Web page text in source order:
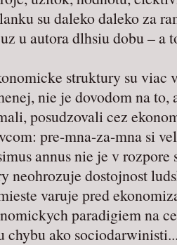
su daleko daleko za
u autora dlhsiu dobu – a
struktury su viac
nie je dovodom na to,
posudzovali cez
pre-mna-za-mna si
annus nie je v
neohrozuje dostojnost
varuje pred
paradigiem na
chybu ako